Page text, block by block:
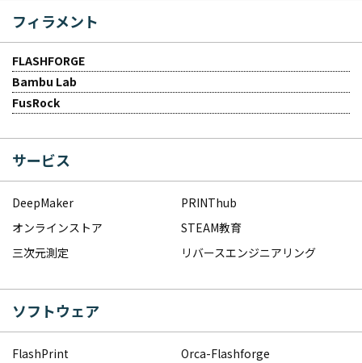
フィラメント
FLASHFORGE
Bambu Lab
FusRock
サービス
DeepMaker
PRINThub
オンラインストア
STEAM教育
三次元測定
リバースエンジニアリング
ソフトウェア
FlashPrint
Orca-Flashforge